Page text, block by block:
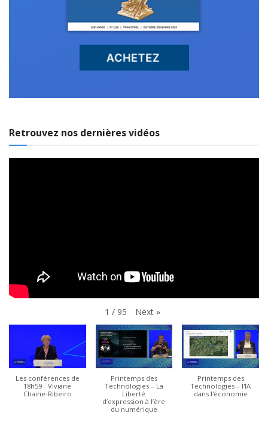
Retrouvez nos dernières vidéos
1 / 95 Next »
Les conférences de
18h59 - Viviane
Chaine-Ribeiro
Printemps des
Technologies – La
Liberté
d’expression à l’ère
du numérique
Printemps des
Technologies – l'IA
dans l'économie